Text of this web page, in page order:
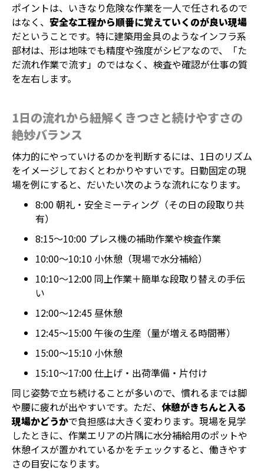
ポイントは、いきなり危険な作業を一人で任されるので
はなく、 安全な工程から順番に覚えていくのが良い現場
だということです。特に建築用金具のようなインフラ系
部材は、形は地味でも精度や強度がシビアなので、「た
だ流れ作業で流す」のではなく、検査や確認が仕事の質
を左右します。
1日の流れから紐解くきつさと続けやすさの
絶妙バランス
体力的にやっていけるのかを判断するには、1日のリズム
をイメージしておくとわかりやすいです。日勤固定の現
場を例にすると、だいたい次のような流れになります。
8:00 朝礼・安全ミーティング（その日の段取り共
有）
8:15〜10:00 プレス機の補助作業や検査作業
10:00〜10:10 小休憩（現場で水分補給）
10:10〜12:00 同上作業＋簡単な段取り替えの手伝
い
12:00〜12:45 昼休憩
12:45〜15:00 午後の生産（量が増える時間帯）
15:00〜15:10 小休憩
15:10〜17:00 仕上げ・出荷準備・片付け
同じ姿勢で立ち続けることが多いので、慣れるまでは脚
や腰に疲れが出やすいです。ただ、 休憩がきちんと入る
現場かどうかで負担感は大きく変わります。現場を見学
したときに、作業エリアの片隅に水分補給用のポットや
休憩イスが置かれているかをチェックすると、働きやす
さの目安になります。